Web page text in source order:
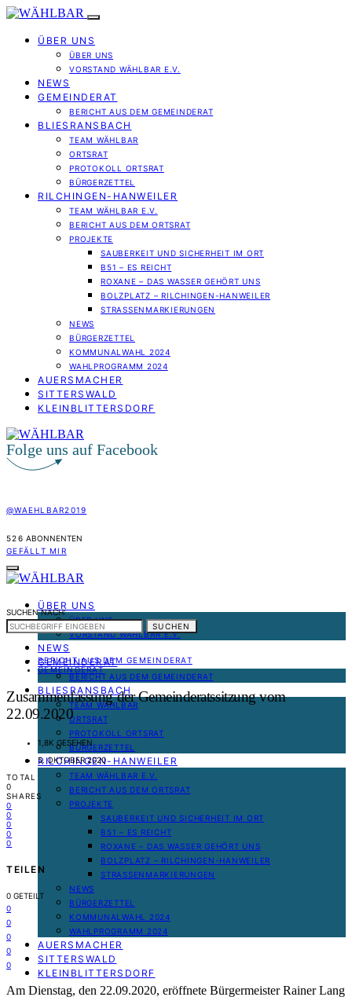
ÜBER UNS
ÜBER UNS
VORSTAND WÄHLBAR E.V.
NEWS
GEMEINDERAT
BERICHT AUS DEM GEMEINDERAT
BLIESRANSBACH
TEAM WÄHLBAR
ORTSRAT
PROTOKOLL ORTSRAT
BÜRGERZETTEL
RILCHINGEN-HANWEILER
TEAM WÄHLBAR E.V.
BERICHT AUS DEM ORTSRAT
PROJEKTE
SAUBERKEIT UND SICHERHEIT IM ORT
B51 – ES REICHT
ROXANE – DAS WASSER GEHÖRT UNS
BOLZPLATZ – RILCHINGEN-HANWEILER
STRASSENMARKIERUNGEN
NEWS
BÜRGERZETTEL
KOMMUNALWAHL 2024
WAHLPROGRAMM 2024
AUERSMACHER
SITTERSWALD
KLEINBLITTERSDORF
Folge uns auf Facebook
@WAEHLBAR2019
526 ABONNENTEN
GEFÄLLT MIR
ÜBER UNS
ÜBER UNS
VORSTAND WÄHLBAR E.V.
NEWS
GEMEINDERAT
BERICHT AUS DEM GEMEINDERAT
BLIESRANSBACH
TEAM WÄHLBAR
ORTSRAT
PROTOKOLL ORTSRAT
BÜRGERZETTEL
RILCHINGEN-HANWEILER
TEAM WÄHLBAR E.V.
BERICHT AUS DEM ORTSRAT
PROJEKTE
SAUBERKEIT UND SICHERHEIT IM ORT
B51 – ES REICHT
ROXANE – DAS WASSER GEHÖRT UNS
BOLZPLATZ – RILCHINGEN-HANWEILER
STRASSENMARKIERUNGEN
NEWS
BÜRGERZETTEL
KOMMUNALWAHL 2024
WAHLPROGRAMM 2024
AUERSMACHER
SITTERSWALD
KLEINBLITTERSDORF
SUCHEN NACH:
SUCHEN
BERICHT AUS DEM GEMEINDERAT
GEMEINDERAT
Zusammenfassung der Gemeinderatssitzung vom
22.09.2020
1,8K GESEHEN
5. OKTOBER 2020
TOTAL
0
SHARES
0
0
0
0
0
TEILEN
0 GETEILT
0
0
0
0
0
Am Dienstag, den 22.09.2020, eröffnete Bürgermeister Rainer Lang